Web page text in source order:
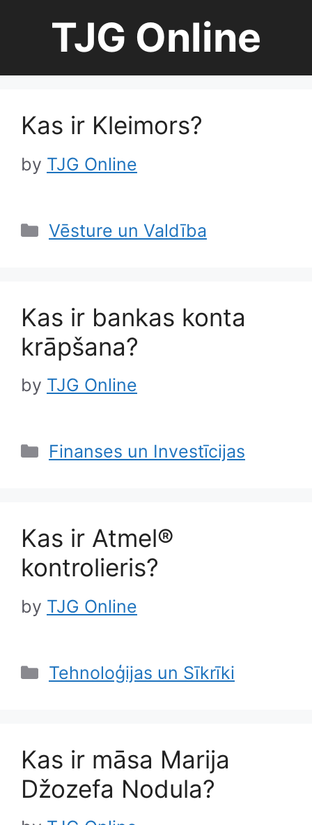
TJG Online
Kas ir Kleimors?
by TJG Online
Categories
Vēsture un Valdība
Kas ir bankas konta
krāpšana?
by TJG Online
Categories
Finanses un Investīcijas
Kas ir Atmel®
kontrolieris?
by TJG Online
Categories
Tehnoloģijas un Sīkrīki
Kas ir māsa Marija
Džozefa Nodula?